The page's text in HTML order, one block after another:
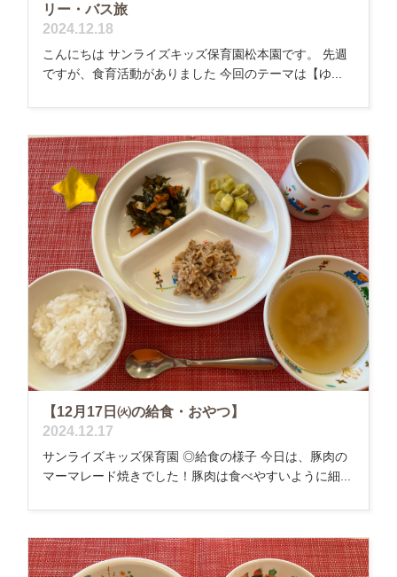
リー・バス旅
2024.12.18
こんにちは サンライズキッズ保育園松本園です。 先週
ですが、食育活動がありました 今回のテーマは【ゆ...
【12月17日㈫の給食・おやつ】
2024.12.17
サンライズキッズ保育園 ◎給食の様子 今日は、豚肉の
マーマレード焼きでした！豚肉は食べやすいように細...